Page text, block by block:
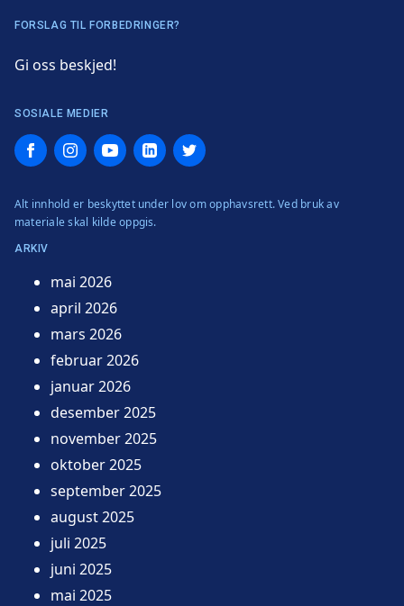
FORSLAG TIL FORBEDRINGER?
Gi oss beskjed!
SOSIALE MEDIER
FacebookInstagramYouTubeLinkedInTwitter
Alt innhold er beskyttet under lov om opphavsrett. Ved bruk av
materiale skal kilde oppgis.
ARKIV
mai 2026
april 2026
mars 2026
februar 2026
januar 2026
desember 2025
november 2025
oktober 2025
september 2025
august 2025
juli 2025
juni 2025
mai 2025